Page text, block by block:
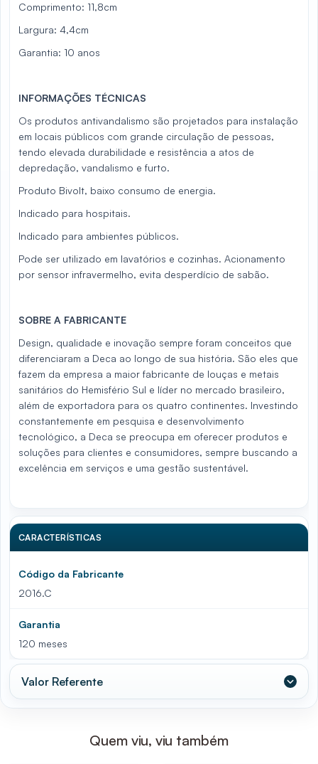
Comprimento: 11,8cm
Largura: 4,4cm
Garantia: 10 anos
INFORMAÇÕES TÉCNICAS
Os produtos antivandalismo são projetados para instalação
em locais públicos com grande circulação de pessoas,
tendo elevada durabilidade e resistência a atos de
depredação, vandalismo e furto.
Produto Bivolt, baixo consumo de energia.
Indicado para hospitais.
Indicado para ambientes públicos.
Pode ser utilizado em lavatórios e cozinhas. Acionamento
por sensor infravermelho, evita desperdício de sabão.
SOBRE A FABRICANTE
Design, qualidade e inovação sempre foram conceitos que
diferenciaram a Deca ao longo de sua história. São eles que
fazem da empresa a maior fabricante de louças e metais
sanitários do Hemisfério Sul e líder no mercado brasileiro,
além de exportadora para os quatro continentes. Investindo
constantemente em pesquisa e desenvolvimento
tecnológico, a Deca se preocupa em oferecer produtos e
soluções para clientes e consumidores, sempre buscando a
excelência em serviços e uma gestão sustentável.
CARACTERÍSTICAS
Código da Fabricante
2016.C
Garantia
120 meses
Valor Referente
Quem viu, viu também